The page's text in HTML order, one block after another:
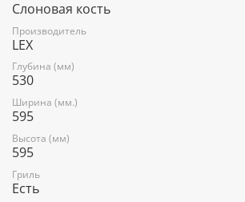
Подсветка: есть
Количество режимов работы: 7
Самоочистка: эмаль легкой очистки
Режимы работы:
Конвекция
Нижний нагрев
Подсветка
Слоновая кость
Производитель
LEX
Глубина (мм)
530
Ширина (мм.)
595
Высота (мм)
595
Гриль
Есть